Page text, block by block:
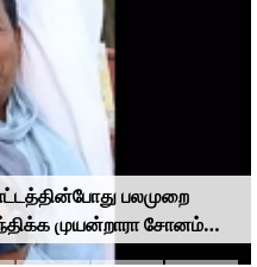
பலமுறை
முயன்றாரா சோனம்
ஆனால் பலனில்லை...